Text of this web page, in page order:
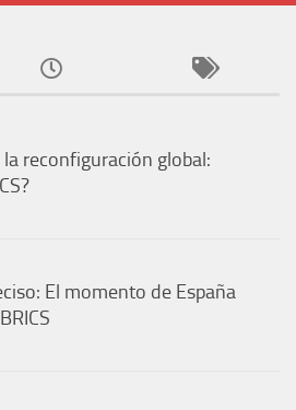
reconfiguración global:
El momento de España